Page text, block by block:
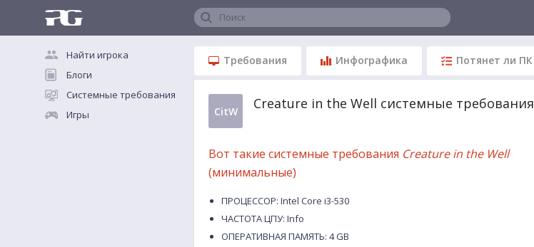
Поиск
Найти игрока
Блоги
Системные требования
Игры
Требования Инфографика Потянет ли ПК
CitW Creature in the Well системные требования
Вот такие системные требования Creature in the Well
(минимальные)
ПРОЦЕССОР: Intel Core i3-530
ЧАСТОТА ЦПУ: Info
ОПЕРАТИВНАЯ ПАМЯТЬ: 4 GB